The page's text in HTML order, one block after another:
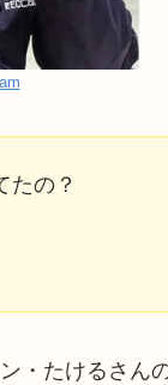
たの？
・たけるさん